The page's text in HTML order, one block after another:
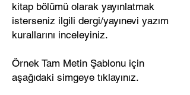
kitap bölümü olarak yayınlatmak
isterseniz ilgili dergi/yayınevi yazım
kurallarını inceleyiniz.
Örnek Tam Metin Şablonu için
aşağıdaki simgeye tıklayınız.